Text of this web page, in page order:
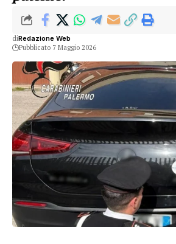
diRedazione Web
Pubblicato 7 Maggio 2026